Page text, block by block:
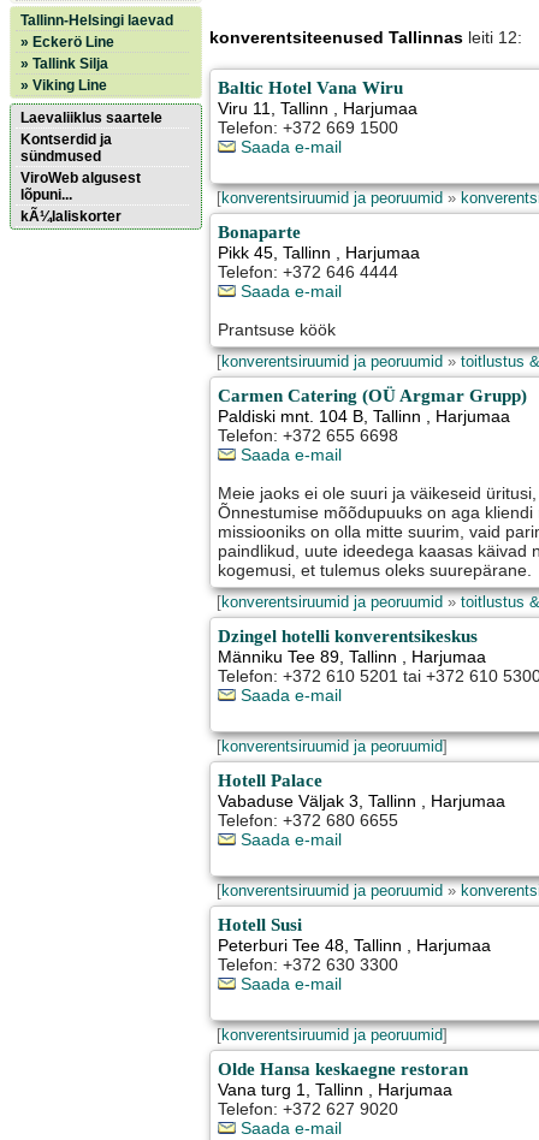
Tallinn-Helsingi laevad
» Eckerö Line
» Tallink Silja
» Viking Line
Laevaliiklus saartele
Kontserdid ja
sündmused
ViroWeb algusest
lõpuni...
kÃ¼laliskorter
konverentsiteenused Tallinnas leiti 12:
Baltic Hotel Vana Wiru
Viru 11,Tallinn , Harjumaa
Telefon: +372 669 1500
Saada e-mail
[konverentsiruumid ja peoruumid»
Bonaparte
Pikk 45,Tallinn , Harjumaa
Telefon: +372 646 4444
Saada e-mail
Prantsuse köök
[konverentsiruumid ja peoruumid»toitlustus
Carmen Catering (OÜ Argmar Grupp)
Paldiski mnt. 104 B,Tallinn , Harjumaa
Telefon: +372 655 6698
Saada e-mail
Meie jaoks ei ole suuri ja väikeseid
Õnnestumise mõõdupuuks on aga
missiooniks on olla mitte suurim, vaid
paindlikud, uute ideedega kaasas käivad
kogemusi, et tulemus oleks suurepärane.
[konverentsiruumid ja peoruumid»toitlustus
Dzingel hotelli konverentsikeskus
Männiku Tee 89,Tallinn , Harjumaa
Telefon: +372 610 5201 tai +372 610
Saada e-mail
[konverentsiruumid ja peoruumid]
Hotell Palace
Vabaduse Väljak 3,Tallinn , Harjumaa
Telefon: +372 680 6655
Saada e-mail
[konverentsiruumid ja peoruumid»
Hotell Susi
Peterburi Tee 48,Tallinn , Harjumaa
Telefon: +372 630 3300
Saada e-mail
[konverentsiruumid ja peoruumid]
Olde Hansa keskaegne restoran
Vana turg 1,Tallinn , Harjumaa
Telefon: +372 627 9020
Saada e-mail